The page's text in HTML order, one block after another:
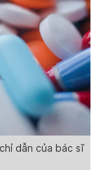
dẫn của bác sĩ